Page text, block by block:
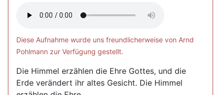
Diese Aufnahme wurde uns freundlicherweise von Arnd
Pohlmann zur Verfügung gestellt.
Die Himmel erzählen die Ehre Gottes, und die
Erde verändert ihr altes Gesicht. Die Himmel